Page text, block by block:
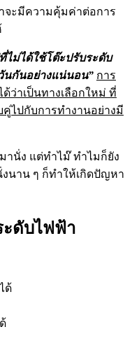
จะมีความคุ้มค่าต่อการ
ไม่ได้ใช้โต๊ะปรับระดับ
นกันอย่างแน่นอน” การ
ว่าเป็นทางเลือกใหม่ ที่
ไปกับการทำงานอย่างมี
านั่ง แต่ทำไม๊ ทำไมก็ยัง
นาน ๆ ก็ทำให้เกิดปัญหา
ะดับไฟฟ้า
ด้